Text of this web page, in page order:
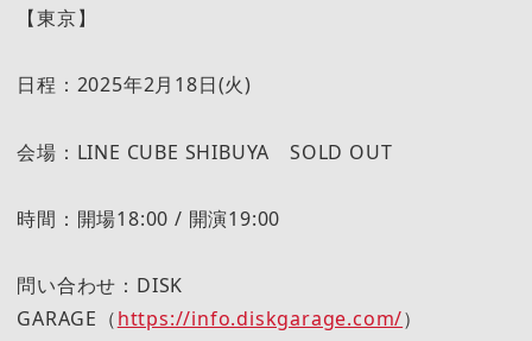
【東京】
日程：2025年2月18日(火)
会場：LINE CUBE SHIBUYA SOLD OUT
時間：開場18:00 / 開演19:00
問い合わせ：DISK
GARAGE（https://info.diskgarage.com/）